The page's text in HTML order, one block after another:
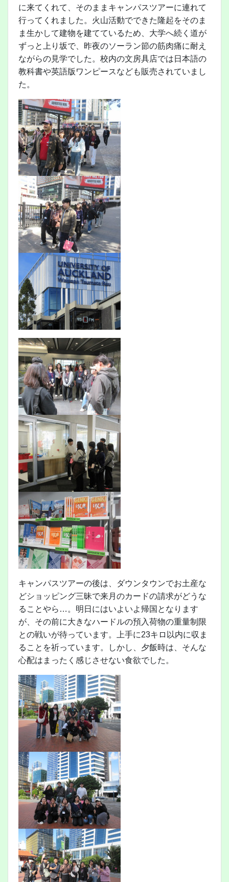
に来てくれて、そのままキャンパスツアーに連れて
行ってくれました。火山活動でできた隆起をそのま
ま生かして建物を建てているため、大学へ続く道が
ずっと上り坂で、昨夜のソーラン節の筋肉痛に耐え
ながらの見学でした。校内の文房具店では日本語の
教科書や英語版ワンピースなども販売されていまし
た。
キャンパスツアーの後は、ダウンタウンでお土産な
どショッピング三昧で来月のカードの請求がどうな
ることやら…。明日にはいよいよ帰国となります
が、その前に大きなハードルの預入荷物の重量制限
との戦いが待っています。上手に23キロ以内に収ま
ることを祈っています。しかし、夕飯時は、そんな
心配はまったく感じさせない食欲でした。